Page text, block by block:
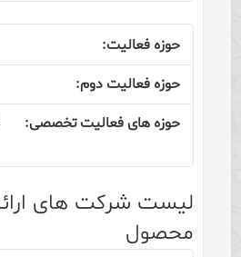
لیست شرکت های
محصول